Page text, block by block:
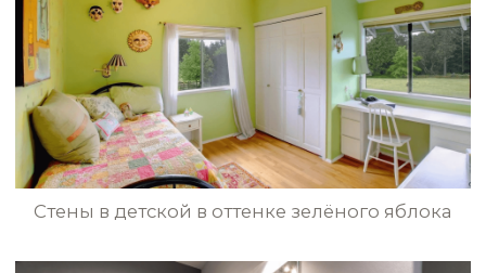
ИНСТРУМЕНТЫ
МАГАЗИН
ПОЛИТИКА КОНФИДЕНЦИАЛЬНОСТИ
@2023 ВСЕ ПРАВА ЗАЩИЩЕНЫ
РАЗРАБОТКА САЙТА
находящиеся на сайте pratta-exclusive.ru, являются
собственностью pratta exclusive и/или его партнеров.
материалов сайта возможны только с письменного